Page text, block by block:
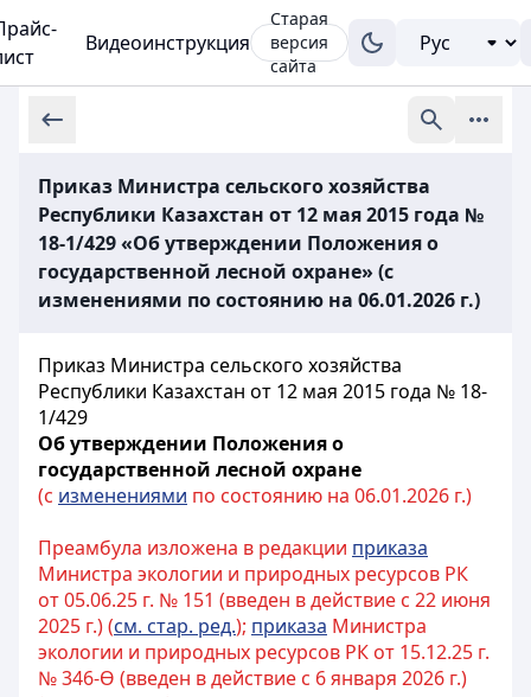
Видеоинструкция
Старая
версия
сайта
Приказ Министра сельского хозяйства
Республики Казахстан от 12 мая 2015 года №
18-1/429 «Об утверждении Положения о
государственной лесной охране» (с
изменениями по состоянию на 06.01.2026 г.)
Приказ Министра сельского хозяйства
Республики Казахстан от 12 мая 2015 года № 18-
1/429
Об утверждении Положения о
государственной лесной охране
(с изменениями по состоянию на 06.01.2026 г.)
Преамбула изложена в редакции приказа
Министра экологии и природных ресурсов РК
от 05.06.25 г. № 151 (введен в действие с 22 июня
2025 г.) (см. стар. ред.); приказа Министра
экологии и природных ресурсов РК от 15.12.25 г.
№ 346-Ө (введен в действие с 6 января 2026 г.)